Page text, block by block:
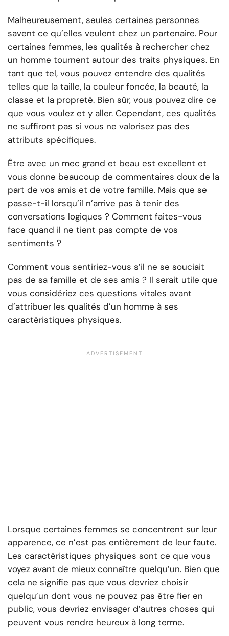
Malheureusement, seules certaines personnes
savent ce qu’elles veulent chez un partenaire. Pour
certaines femmes, les qualités à rechercher chez
un homme tournent autour des traits physiques. En
tant que tel, vous pouvez entendre des qualités
telles que la taille, la couleur foncée, la beauté, la
classe et la propreté. Bien sûr, vous pouvez dire ce
que vous voulez et y aller. Cependant, ces qualités
ne suffiront pas si vous ne valorisez pas des
attributs spécifiques.
Être avec un mec grand et beau est excellent et
vous donne beaucoup de commentaires doux de la
part de vos amis et de votre famille. Mais que se
passe-t-il lorsqu’il n’arrive pas à tenir des
conversations logiques ? Comment faites-vous
face quand il ne tient pas compte de vos
sentiments ?
Comment vous sentiriez-vous s’il ne se souciait
pas de sa famille et de ses amis ? Il serait utile que
vous considériez ces questions vitales avant
d’attribuer les qualités d’un homme à ses
caractéristiques physiques.
Lorsque certaines femmes se concentrent sur leur
apparence, ce n’est pas entièrement de leur faute.
Les caractéristiques physiques sont ce que vous
voyez avant de mieux connaître quelqu’un. Bien que
cela ne signifie pas que vous devriez choisir
quelqu’un dont vous ne pouvez pas être fier en
public, vous devriez envisager d’autres choses qui
peuvent vous rendre heureux à long terme.